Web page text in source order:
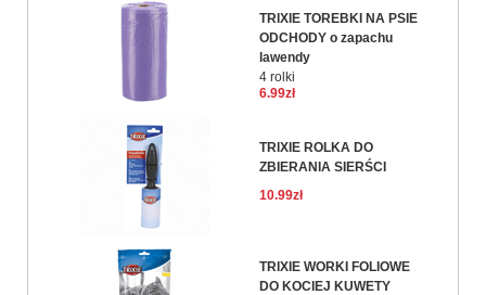
TRIXIE TOREBKI NA PSIE
ODCHODY o zapachu
lawendy
4 rolki
6.99zł
TRIXIE ROLKA DO
ZBIERANIA SIERŚCI
10.99zł
TRIXIE WORKI FOLIOWE
DO KOCIEJ KUWETY